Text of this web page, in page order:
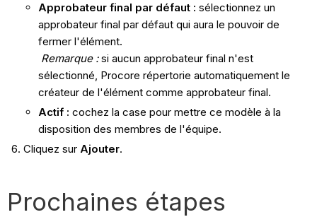
Approbateur final par défaut : sélectionnez un
approbateur final par défaut qui aura le pouvoir de
fermer l'élément.
Remarque :si aucun approbateur final n'est
sélectionné, Procore répertorie automatiquement le
créateur de l'élément comme approbateur final.
Actif : cochez la case pour mettre ce modèle à la
disposition des membres de l'équipe.
Cliquez sur Ajouter.
Prochaines étapes